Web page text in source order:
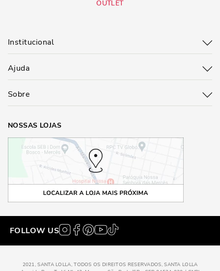
OUTLET
Institucional
Ajuda
Sobre
NOSSAS LOJAS
FOLLOW US
2021, SANTA LOLLA, TODOS OS DIREITOS RESERVADOS, SANTA LOLLA